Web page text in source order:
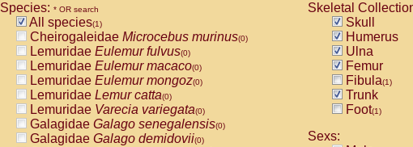
Species: * OR search
All species(1)
Cheirogaleidae Microcebus murinus(0)
Lemuridae Eulemur fulvus(0)
Lemuridae Eulemur macaco(0)
Lemuridae Eulemur mongoz(0)
Lemuridae Lemur catta(0)
Lemuridae Varecia variegata(0)
Galagidae Galago senegalensis(0)
Galagidae Galago demidovii(0)
Skeletal
Skull
Humerus
Ulna
Femur
Fibula(1)
Trunk
Foot(1)
Sexs: